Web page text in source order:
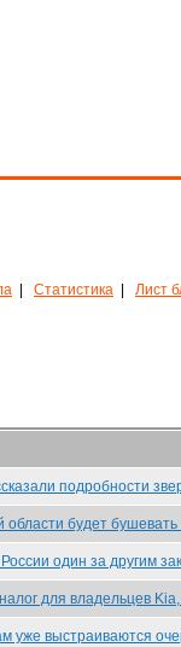
Статистика Лист
подробности
области будет бушевать
один за другим зак
для владельцев Kia,
уже выстраиваются